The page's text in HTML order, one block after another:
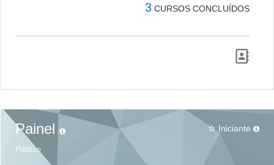
3 CURSOS CONCLUÍDOS
Painel
Público
star_border Iniciante